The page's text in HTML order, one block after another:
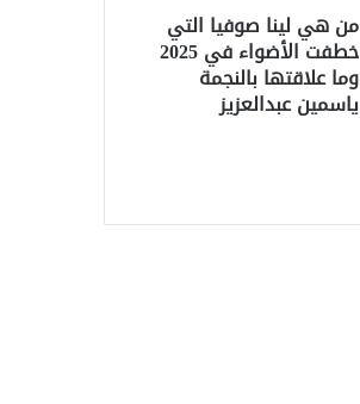
من هي لينا صوفيا التي
خطفت الأضواء في 2025
وما علاقتها بالنجمة
ياسمين عبدالعزيز